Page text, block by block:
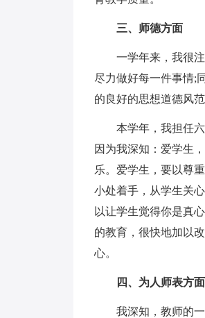
三、师德方面
一学年来，我很注
尽力做好每一件事情;
的良好的思想道德风
本学年，我担任六
因为我深知：爱学生
乐。爱学生，要以尊
小处着手，从学生关
以让学生觉得你是真
的教育，很快地加以
心。
四、为人师表方面
我深知，教师的一